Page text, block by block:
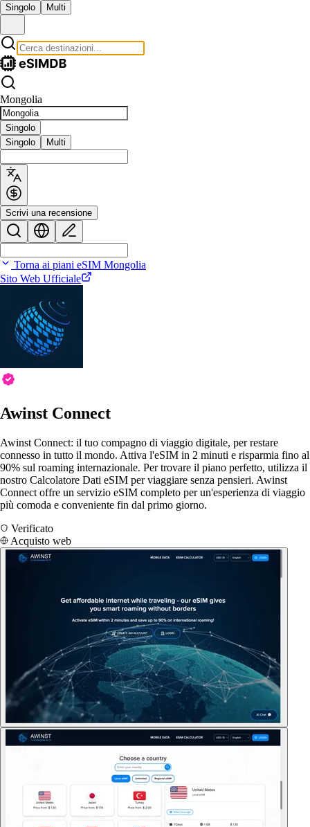
Singolo Multi
Mongolia
Singolo
Singolo
Multi
Scrivi una recensione
Torna ai piani eSIM Mongolia
Sito Web Ufficiale
Awinst Connect
Awinst Connect: il tuo compagno di viaggio digitale, per restare
connesso in tutto il mondo. Attiva l'eSIM in 2 minuti e risparmia fino al
90% sul roaming internazionale. Per trovare il piano perfetto, utilizza il
nostro Calcolatore Dati eSIM per viaggiare senza pensieri. Awinst
Connect offre un servizio eSIM completo per un'esperienza di viaggio
più comoda e conveniente fin dal primo giorno.
Verificato
Acquisto web